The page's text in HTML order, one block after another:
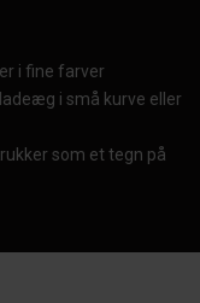
i fine farver
i små kurve eller
som et tegn på